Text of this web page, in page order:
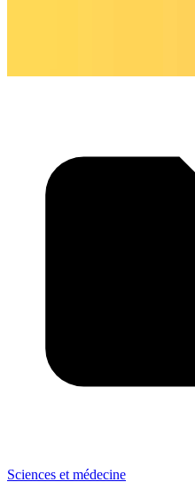
Sciences et médecine